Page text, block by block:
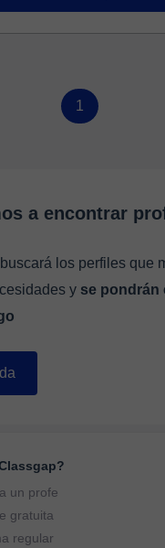
1
a encontrar
los perfiles que
y se pondrán
un profe
gratuita
regular